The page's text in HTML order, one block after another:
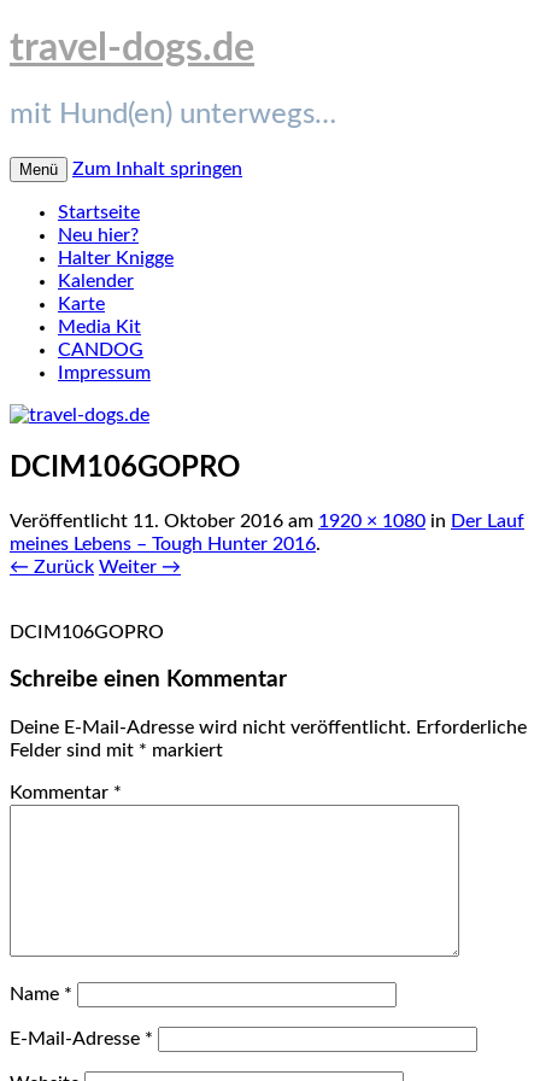
travel-dogs.de
mit Hund(en) unterwegs…
Menü Zum Inhalt springen
Startseite
Neu hier?
Halter Knigge
Kalender
Karte
Media Kit
CANDOG
Impressum
DCIM106GOPRO
Veröffentlicht 11. Oktober 2016 am 1920 × 1080 in Der Lauf
meines Lebens – Tough Hunter 2016.
← Zurück Weiter →
DCIM106GOPRO
Schreibe einen Kommentar
Deine E-Mail-Adresse wird nicht veröffentlicht. Erforderliche
Felder sind mit * markiert
Kommentar *
Name *
E-Mail-Adresse *